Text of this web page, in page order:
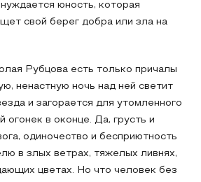
юность, которая
свой берег добра или зла на
Рубцова есть только причалы
ненастную ночь над ней светит
и загорается для утомленного
огонек в оконце. Да, грусть и
одиночество и бесприютность
в злых ветрах, тяжелых ливнях,
цветах. Но что человек без